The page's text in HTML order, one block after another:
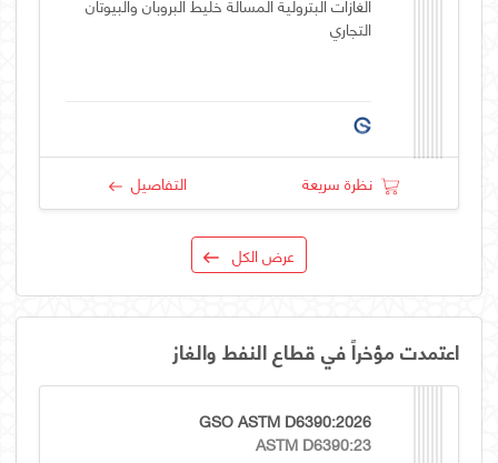
التجاري
نظرة سريعة التفاصيل
عرض الكل
اعتمدت مؤخراً في قطاع النفط والغاز
GSO ASTM D6390:2026
ASTM D6390:23